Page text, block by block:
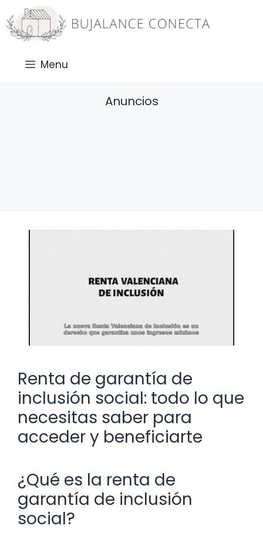
Saltar
al
contenido
Menu
Anuncios
Renta de garantía de
inclusión social: todo lo que
necesitas saber para
acceder y beneficiarte
¿Qué es la renta de
garantía de inclusión
social?